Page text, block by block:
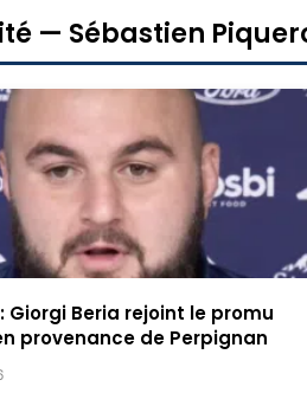
— Sébastien
Giorgi Beria rejoint le promu
provenance de Perpignan